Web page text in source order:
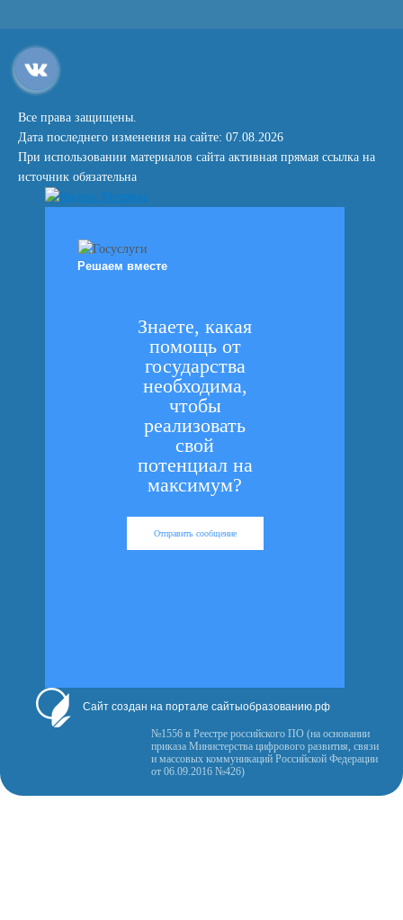
Все права защищены.
Дата последнего изменения на сайте: 07.08.2026
При использовании материалов сайта активная прямая ссылка на
источник обязательна
Решаем вместе
Знаете, какая
помощь от
государства
необходима,
чтобы
реализовать
свой
потенциал на
максимум?
Отправить сообщение
Сайт создан на портале сайтыобразованию.рф
№1556 в Реестре российского ПО (на основании
приказа Министерства цифрового развития, связи
и массовых коммуникаций Российской Федерации
от 06.09.2016 №426)